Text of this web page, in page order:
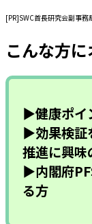
[PR]SWC首長研究会副事
こんな方
▶健康ポイ
▶効果検証
推進に興味
▶内閣府
る方